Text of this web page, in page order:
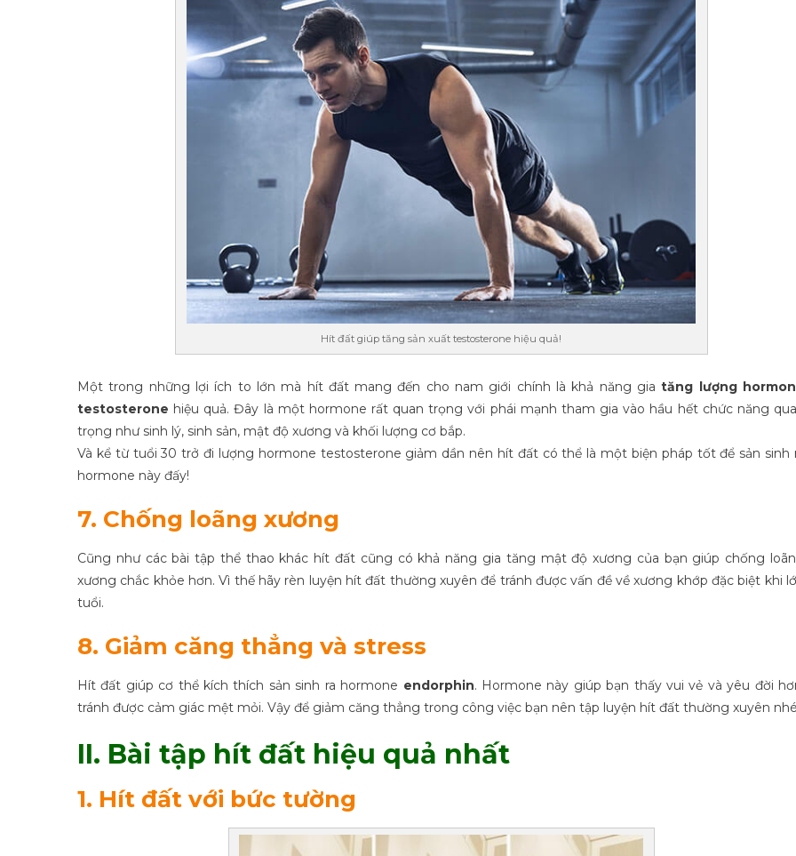
Hít đất giúp tăng sản xuất testosterone hiệu quả!
Một trong những lợi ích to lớn mà hít đất mang đến cho nam giới chính là khả năng giatăng lượng
testosterone hiệu quả. Đây là một hormone rất quan trọng với phái mạnh tham gia vào hầu hết chức năng
trọng như sinh lý, sinh sản, mật độ xương và khối lượng cơ bắp.
Và kể từ tuổi 30 trở đi lượng hormone testosterone giảm dần nên hít đất có thể là một biện pháp tốt để sản sinh
hormone này đấy!
7. Chống loãng xương
Cũng như các bài tập thể thao khác hít đất cũng có khả năng gia tăng mật độ xương của bạn giúp chống
xương chắc khỏe hơn. Vì thế hãy rèn luyện hít đất thường xuyên để tránh được vấn đề về xương khớp đặc biệt khi
tuổi.
8. Giảm căng thẳng và stress
Hít đất giúp cơ thể kích thích sản sinh ra hormone endorphin. Hormone này giúp bạn thấy vui vẻ và yêu đời
tránh được cảm giác mệt mỏi. Vậy để giảm căng thẳng trong công việc bạn nên tập luyện hít đất thường xuyên
II. Bài tập hít đất hiệu quả nhất
1. Hít đất với bức tường